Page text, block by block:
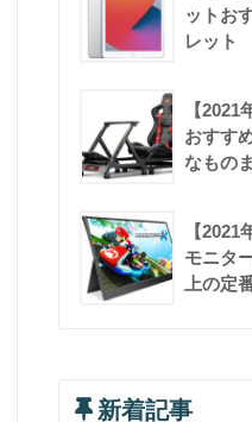
ットお
レット
【
おすす
なもの
【
モニタ
上の定
新着記事